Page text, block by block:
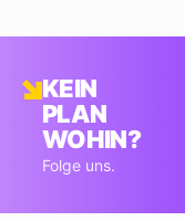
KEIN
PLAN
WOHIN?
Folge uns.